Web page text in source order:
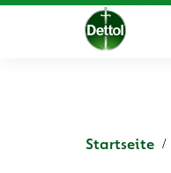
Startseite